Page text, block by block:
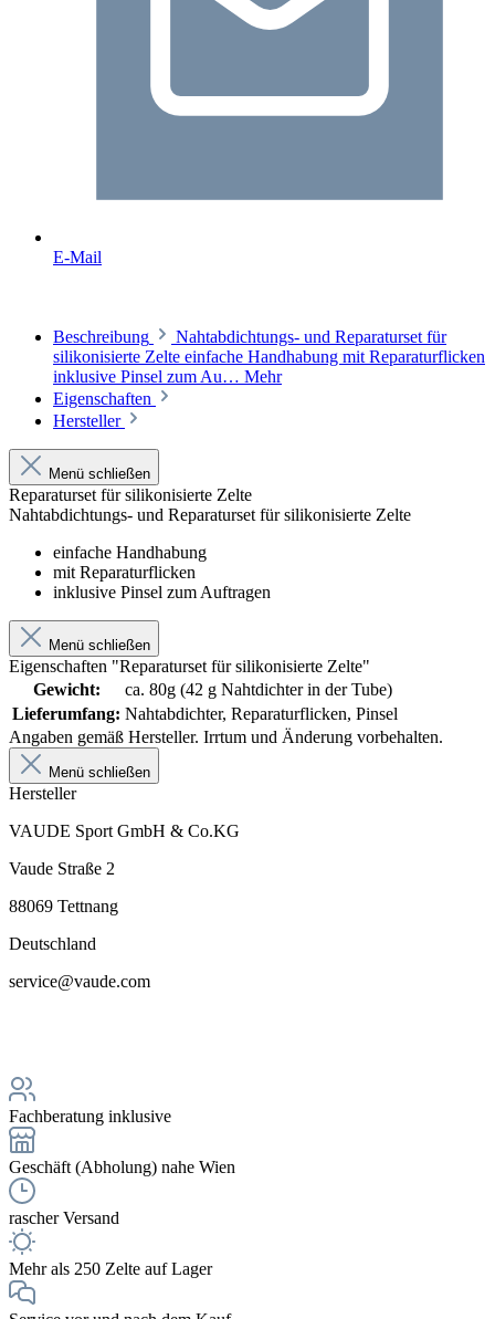
E-Mail
Beschreibung
Nahtabdichtungs- und Reparaturset für
silikonisierte Zelte einfache Handhabung mit Reparaturflicken
inklusive Pinsel zum Au… Mehr
Eigenschaften
Hersteller
Menü schließen
Reparaturset für silikonisierte Zelte
Nahtabdichtungs- und Reparaturset für silikonisierte Zelte
einfache Handhabung
mit Reparaturflicken
inklusive Pinsel zum Auftragen
Menü schließen
Eigenschaften "Reparaturset für silikonisierte Zelte"
Gewicht:
ca. 80g (42 g Nahtdichter in der Tube)
Lieferumfang: Nahtabdichter, Reparaturflicken, Pinsel
Angaben gemäß Hersteller. Irrtum und Änderung vorbehalten.
Menü schließen
Hersteller
VAUDE Sport GmbH & Co.KG
Vaude Straße 2
88069 Tettnang
Deutschland
service@vaude.com
Fachberatung inklusive
Geschäft (Abholung) nahe Wien
rascher Versand
Mehr als 250 Zelte auf Lager